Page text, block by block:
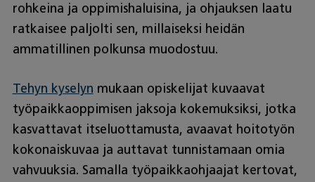
rohkeina ja oppimishaluisina, ja ohjauksen laatu
ratkaisee paljolti sen, millaiseksi heidän
ammatillinen polkunsa muodostuu.
Tehyn kyselyn mukaan opiskelijat kuvaavat
työpaikkaoppimisen jaksoja kokemuksiksi, jotka
kasvattavat itseluottamusta, avaavat hoitotyön
kokonaiskuvaa ja auttavat tunnistamaan omia
vahvuuksia. Samalla työpaikkaohjaajat kertovat,